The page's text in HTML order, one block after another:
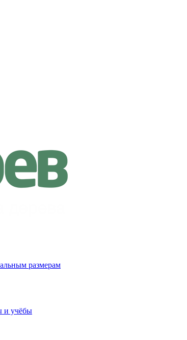
размерам
и учёбы